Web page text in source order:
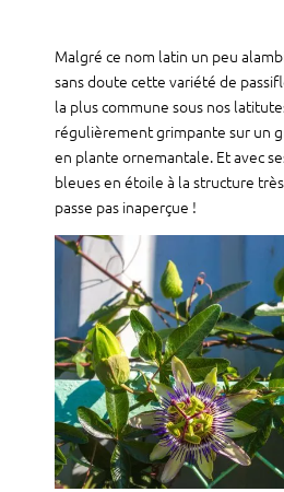
Malgré ce nom latin un peu
sans doute cette variété de
la plus commune sous nos
régulièrement grimpante sur un
en plante ornemantale. Et avec
bleues en étoile à la structure
passe pas inaperçue !